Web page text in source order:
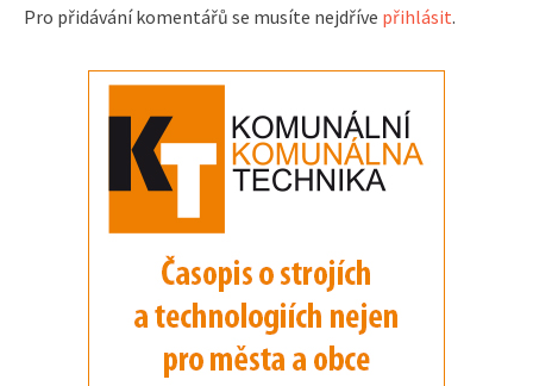
Pro přidávání komentářů se musíte nejdříve přihlásit.